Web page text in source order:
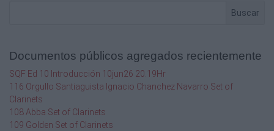




Buscar
Documentos públicos agregados recientemente
SQF Ed 10 Introducción 10jun26 20.19Hr
116 Orgullo Santiaguista Ignacio Chanchez Navarro Set of
Clarinets
108 Abba Set of Clarinets
109 Golden Set of Clarinets